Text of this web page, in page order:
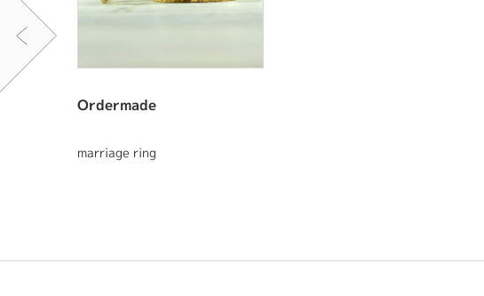
Ordermade
marriage ring